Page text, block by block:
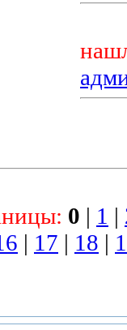
0 | 1 |
| 17 | 18 |